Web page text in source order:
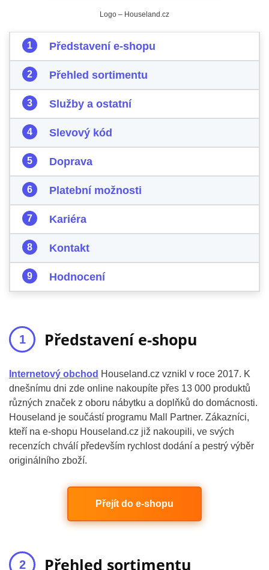
Logo – Houseland.cz
Představení e-shopu
Přehled sortimentu
Služby a ostatní
Slevový kód
Doprava
Platební možnosti
Kariéra
Kontakt
Hodnocení
Představení e-shopu
Internetový obchod Houseland.cz vznikl v roce 2017. K
dnešnímu dni zde online nakoupíte přes 13 000 produktů
různých značek z oboru nábytku a doplňků do domácnosti.
Houseland je součástí programu Mall Partner. Zákazníci,
kteří na e-shopu Houseland.cz již nakoupili, ve svých
recenzích chválí především rychlost dodání a pestrý výběr
originálního zboží.
Přejít do e-shopu
Přehled sortimentu